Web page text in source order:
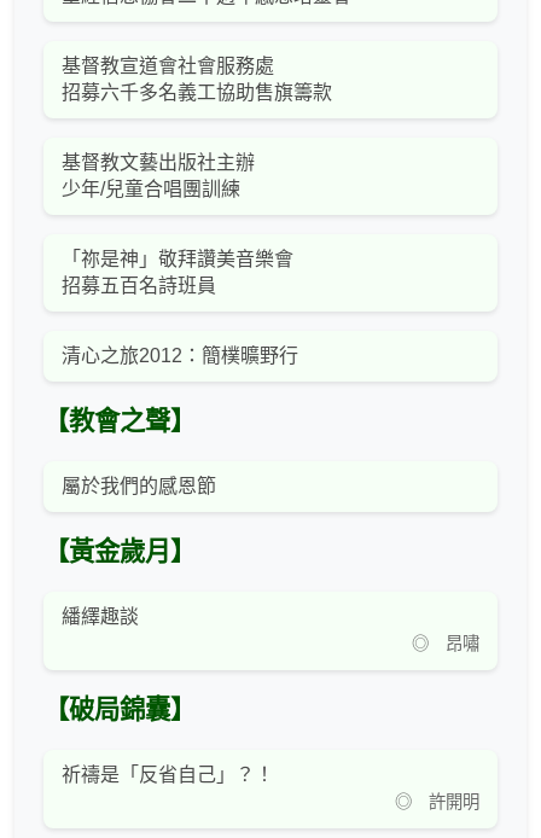
基督教宣道會社會服務處
招募六千多名義工協助售旗籌款
基督教文藝出版社主辦
少年/兒童合唱團訓練
「祢是神」敬拜讚美音樂會
招募五百名詩班員
清心之旅2012：簡樸曠野行
【教會之聲】
屬於我們的感恩節
【黃金歲月】
繙繹趣談
◎ 昂嘯
【破局錦囊】
祈禱是「反省自己」？！
◎ 許開明